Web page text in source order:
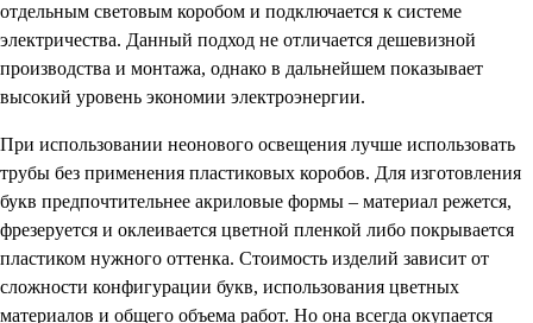
отдельным световым коробом и подключается к системе
электричества. Данный подход не отличается дешевизной
производства и монтажа, однако в дальнейшем показывает
высокий уровень экономии электроэнергии.
При использовании неонового освещения лучше использовать
трубы без применения пластиковых коробов. Для изготовления
букв предпочтительнее акриловые формы – материал режется,
фрезеруется и оклеивается цветной пленкой либо покрывается
пластиком нужного оттенка. Стоимость изделий зависит от
сложности конфигурации букв, использования цветных
материалов и общего объема работ. Но она всегда окупается